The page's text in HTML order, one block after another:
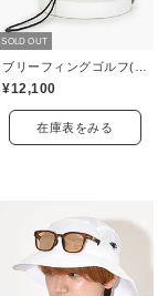
SOLD OUT
¥12,100
在庫表をみる